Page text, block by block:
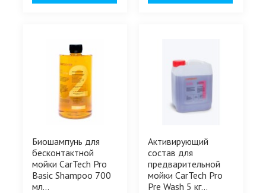
Биошампунь для
бесконтактной
мойки CarTech Pro
Basic Shampoo 700
мл...
Активирующий
состав для
предварительной
мойки CarTech Pro
Pre Wash 5 кг...